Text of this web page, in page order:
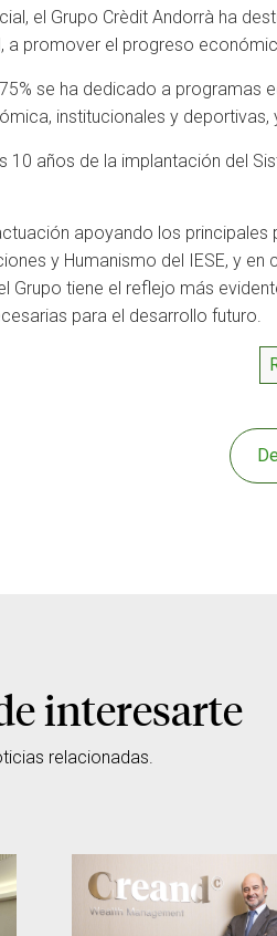
el Grupo Crèdit Andorrà ha
a promover el progreso
se ha dedicado a programas
institucionales y
10 años de la implantación del
apoyando los
y Humanismo del IESE, y
Grupo tiene el reflejo más
para el desarrollo futuro.
interesarte
relacionadas.